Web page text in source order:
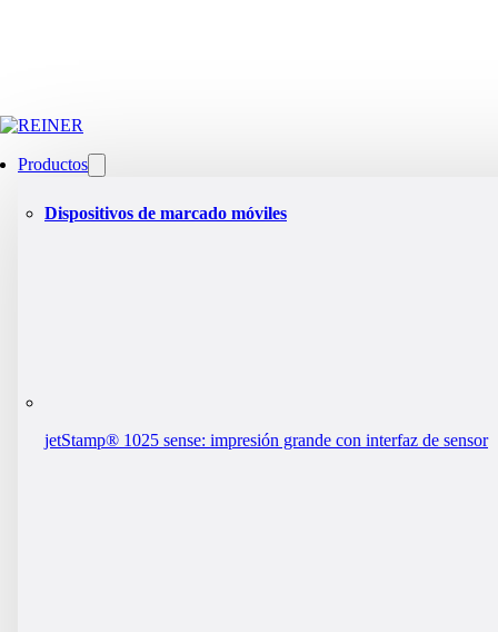
Productos
Dispositivos de marcado móviles
jetStamp® 1025 sense: impresión grande con interfaz de sensor